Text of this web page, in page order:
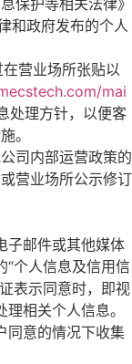
和政府发布的个人
营业场所张贴以
mai
处理方针，以便客
。
司内部运营政策的
营业场所公示修订
子邮件或其他媒体
“个人信息及信用信
表示同意时，即视
相关个人信息。
同意的情况下收集